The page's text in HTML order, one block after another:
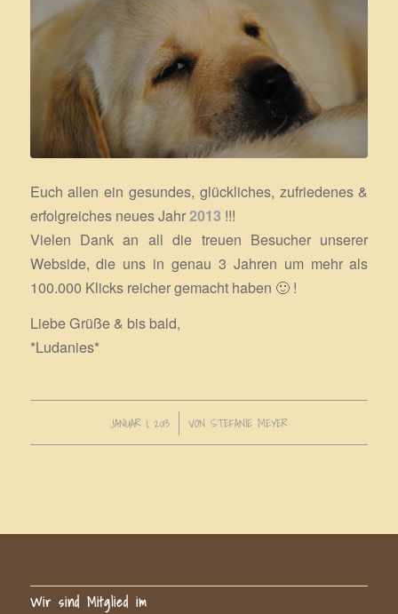
Euch allen ein gesundes, glückliches, zufriedenes &
erfolgreiches neues Jahr2013 !!!
Vielen Dank an all die treuen Besucher unserer
Webside, die uns in genau 3 Jahren um mehr als
100.000 Klicks reicher gemacht haben 🙂 !
Liebe Grüße & bis bald,
*Ludanies*
JANUAR 1, 2013
/ VON STEFANIE MEYER
Wir sind Mitglied im